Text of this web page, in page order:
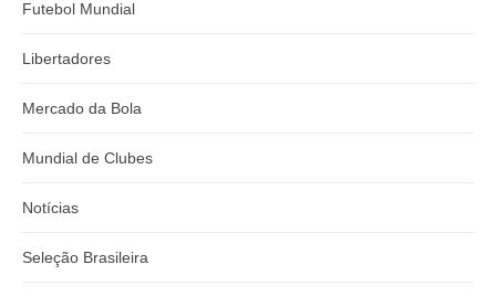
Futebol Mundial
Libertadores
Mercado da Bola
Mundial de Clubes
Notícias
Seleção Brasileira